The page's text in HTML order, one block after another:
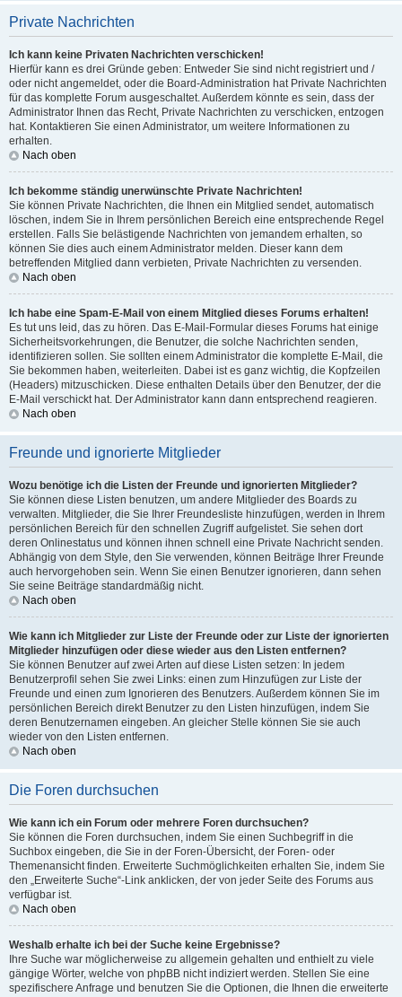
Private Nachrichten
Ich kann keine Privaten Nachrichten verschicken!
Hierfür kann es drei Gründe geben: Entweder Sie sind nicht registriert und /
oder nicht angemeldet, oder die Board-Administration hat Private Nachrichten
für das komplette Forum ausgeschaltet. Außerdem könnte es sein, dass der
Administrator Ihnen das Recht, Private Nachrichten zu verschicken, entzogen
hat. Kontaktieren Sie einen Administrator, um weitere Informationen zu
erhalten.
Nach oben
Ich bekomme ständig unerwünschte Private Nachrichten!
Sie können Private Nachrichten, die Ihnen ein Mitglied sendet, automatisch
löschen, indem Sie in Ihrem persönlichen Bereich eine entsprechende Regel
erstellen. Falls Sie belästigende Nachrichten von jemandem erhalten, so
können Sie dies auch einem Administrator melden. Dieser kann dem
betreffenden Mitglied dann verbieten, Private Nachrichten zu versenden.
Nach oben
Ich habe eine Spam-E-Mail von einem Mitglied dieses Forums erhalten!
Es tut uns leid, das zu hören. Das E-Mail-Formular dieses Forums hat einige
Sicherheitsvorkehrungen, die Benutzer, die solche Nachrichten senden,
identifizieren sollen. Sie sollten einem Administrator die komplette E-Mail, die
Sie bekommen haben, weiterleiten. Dabei ist es ganz wichtig, die Kopfzeilen
(Headers) mitzuschicken. Diese enthalten Details über den Benutzer, der die
E-Mail verschickt hat. Der Administrator kann dann entsprechend reagieren.
Nach oben
Freunde und ignorierte Mitglieder
Wozu benötige ich die Listen der Freunde und ignorierten Mitglieder?
Sie können diese Listen benutzen, um andere Mitglieder des Boards zu
verwalten. Mitglieder, die Sie Ihrer Freundesliste hinzufügen, werden in Ihrem
persönlichen Bereich für den schnellen Zugriff aufgelistet. Sie sehen dort
deren Onlinestatus und können ihnen schnell eine Private Nachricht senden.
Abhängig von dem Style, den Sie verwenden, können Beiträge Ihrer Freunde
auch hervorgehoben sein. Wenn Sie einen Benutzer ignorieren, dann sehen
Sie seine Beiträge standardmäßig nicht.
Nach oben
Wie kann ich Mitglieder zur Liste der Freunde oder zur Liste der ignorierten
Mitglieder hinzufügen oder diese wieder aus den Listen entfernen?
Sie können Benutzer auf zwei Arten auf diese Listen setzen: In jedem
Benutzerprofil sehen Sie zwei Links: einen zum Hinzufügen zur Liste der
Freunde und einen zum Ignorieren des Benutzers. Außerdem können Sie im
persönlichen Bereich direkt Benutzer zu den Listen hinzufügen, indem Sie
deren Benutzernamen eingeben. An gleicher Stelle können Sie sie auch
wieder von den Listen entfernen.
Nach oben
Die Foren durchsuchen
Wie kann ich ein Forum oder mehrere Foren durchsuchen?
Sie können die Foren durchsuchen, indem Sie einen Suchbegriff in die
Suchbox eingeben, die Sie in der Foren-Übersicht, der Foren- oder
Themenansicht finden. Erweiterte Suchmöglichkeiten erhalten Sie, indem Sie
den „Erweiterte Suche“-Link anklicken, der von jeder Seite des Forums aus
verfügbar ist.
Nach oben
Weshalb erhalte ich bei der Suche keine Ergebnisse?
Ihre Suche war möglicherweise zu allgemein gehalten und enthielt zu viele
gängige Wörter, welche von phpBB nicht indiziert werden. Stellen Sie eine
spezifischere Anfrage und benutzen Sie die Optionen, die Ihnen die erweiterte